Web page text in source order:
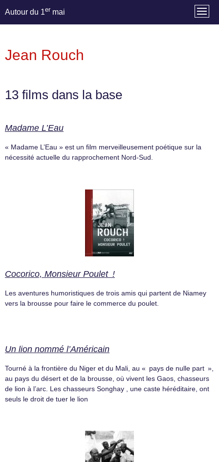
Autour du 1er mai
Jean Rouch
13 films dans la base
Madame L’Eau
« Madame L’Eau » est un film merveilleusement poétique sur la
nécessité actuelle du rapprochement Nord-Sud.
Cocorico, Monsieur Poulet !
Les aventures humoristiques de trois amis qui partent de Niamey
vers la brousse pour faire le commerce du poulet.
Un lion nommé l’Américain
Tourné à la frontière du Niger et du Mali, au « pays de nulle part »,
au pays du désert et de la brousse, où vivent les Gaos, chasseurs
de lion à l’arc. Les chasseurs Songhay , une caste héréditaire, ont
seuls le droit de tuer le lion